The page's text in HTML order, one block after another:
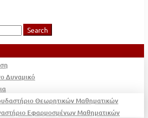
Search
Δυναμικό
Θεωρητικών Μαθηματικών
Εφαρμοσμένων Μαθηματικών